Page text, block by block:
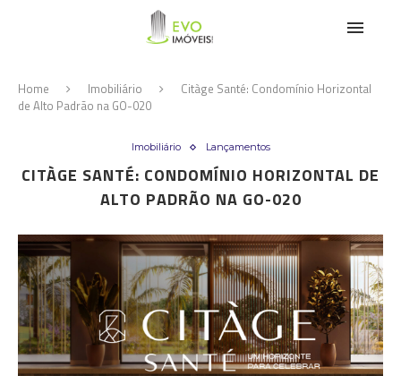
Home Imobiliário
Citàge Santé: Condomínio Horizontal
de Alto Padrão na GO-020
Imobiliário Lançamentos
CITÀGE SANTÉ: CONDOMÍNIO HORIZONTAL DE
ALTO PADRÃO NA GO-020